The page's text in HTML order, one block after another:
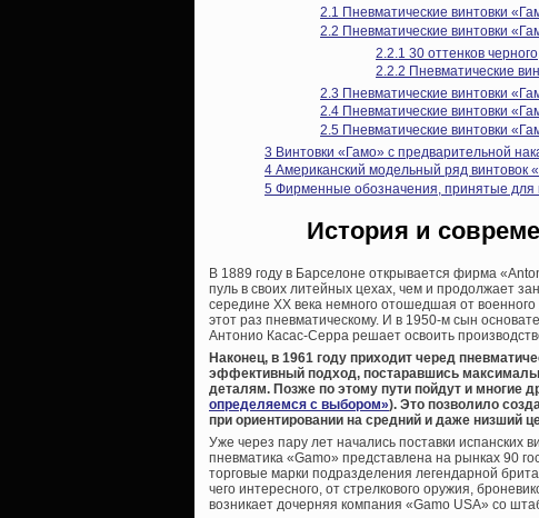
2.1 Пневматические винтовки
2.2 Пневматические винтовки
2.2.1 30 оттенков
2.2.2 Пневматические
2.3 Пневматические винтовки
2.4 Пневматические винтовки
2.5 Пневматические винтовки
3 Винтовки «Гамо» с предварительной
4 Американский модельный ряд винтовок
5 Фирменные обозначения, принятые для
История и
В 1889 году в Барселоне открывается фирма
пуль в своих литейных цехах, чем и продолжает
середине XX века немного отошедшая от
этот раз пневматическому. И в 1950-м сын
Антонио Касас-Серра решает освоить
Наконец, в 1961 году приходит черед
эффективный подход, постаравшись
деталям. Позже по этому пути пойдут и многие
определяемся с выбором»). Это позволило
при ориентировании на средний и даже низший
Уже через пару лет начались поставки испанских
пневматика «Gamo» представлена на рынках 90
торговые марки подразделения легендарной
чего интересного, от стрелкового оружия,
возникает дочерняя компания «Gamo USA» со